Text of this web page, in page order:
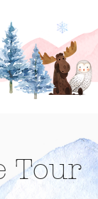
Tour